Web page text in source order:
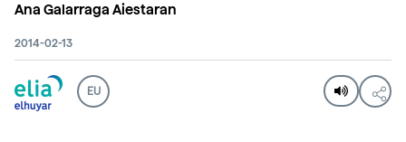
Ana Galarraga Aiestaran
2014-02-13
EU